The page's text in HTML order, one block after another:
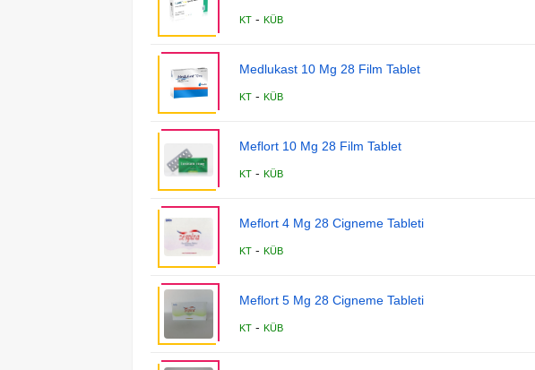
KT - KÜB
Medlukast 10 Mg 28 Film Tablet
KT - KÜB
Meflort 10 Mg 28 Film Tablet
KT - KÜB
Meflort 4 Mg 28 Cigneme Tableti
KT - KÜB
Meflort 5 Mg 28 Cigneme Tableti
KT - KÜB